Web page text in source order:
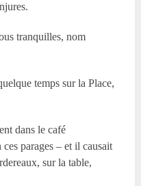
tranquilles, nom
temps sur la Place,
dans le café
parages – et il causait
sur la table,